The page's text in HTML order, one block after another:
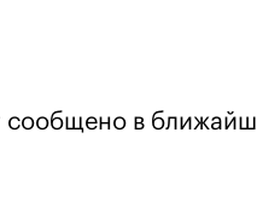
сообщено в